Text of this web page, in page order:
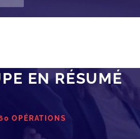
EN RÉSUMÉ
OPÉRATIONS